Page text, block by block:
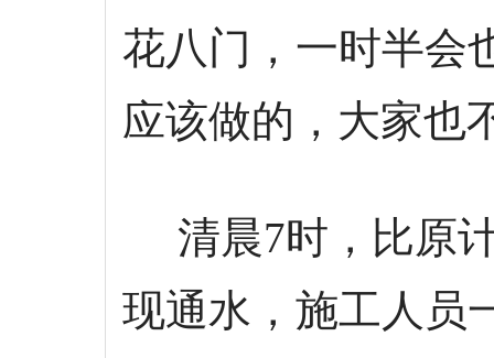
花八门，一时半会
应该做的，大家也
清晨7时，比原
现通水，施工人员